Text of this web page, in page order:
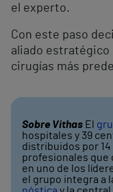
el experto.
Con este paso
aliado estratégico
cirugías más
Sobre Vithas El
hospitales y 39
distribuidos por 14
profesionales que
en uno de los
el grupo integra a